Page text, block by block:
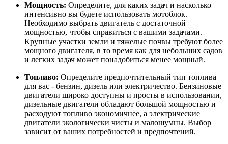
Мощность: Определите, для каких задач и насколько
интенсивно вы будете использовать мотоблок.
Необходимо выбрать двигатель с достаточной
мощностью, чтобы справиться с вашими задачами.
Крупные участки земли и тяжелые почвы требуют более
мощного двигателя, в то время как для небольших садов
и легких задач может понадобиться менее мощный.
Топливо: Определите предпочтительный тип топлива
для вас - бензин, дизель или электричество. Бензиновые
двигатели широко доступны и просты в использовании,
дизельные двигатели обладают большой мощностью и
расходуют топливо экономичнее, а электрические
двигатели экологически чисты и малошумны. Выбор
зависит от ваших потребностей и предпочтений.